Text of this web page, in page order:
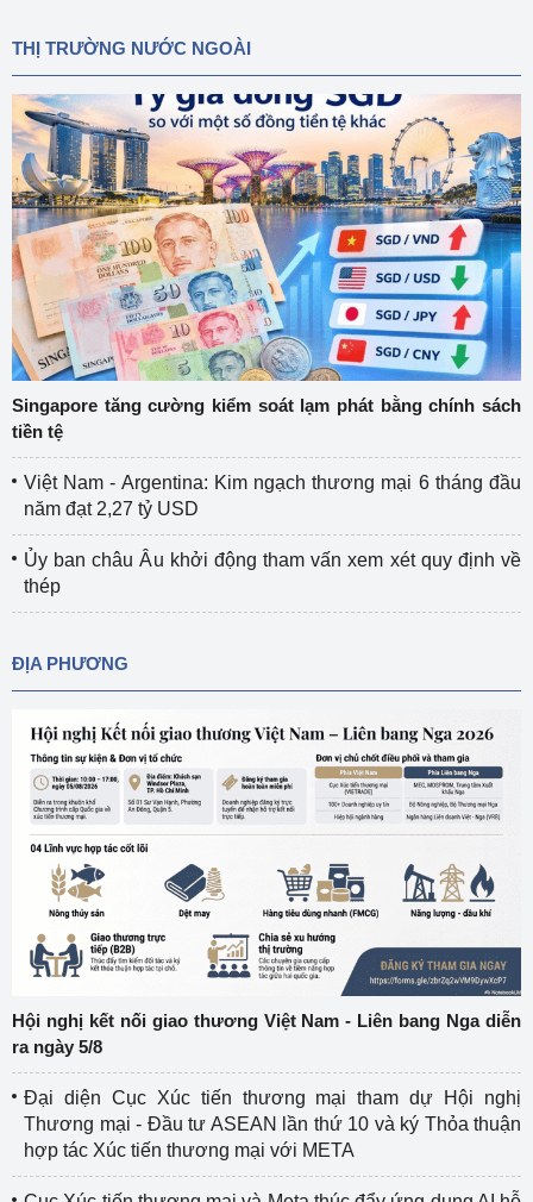
THỊ TRƯỜNG NƯỚC NGOÀI
Singapore tăng cường kiểm soát lạm phát bằng chính sách
tiền tệ
Việt Nam - Argentina: Kim ngạch thương mại 6 tháng đầu
năm đạt 2,27 tỷ USD
Ủy ban châu Âu khởi động tham vấn xem xét quy định về
thép
ĐỊA PHƯƠNG
Hội nghị kết nối giao thương Việt Nam - Liên bang Nga diễn
ra ngày 5/8
Đại diện Cục Xúc tiến thương mại tham dự Hội nghị
Thương mại - Đầu tư ASEAN lần thứ 10 và ký Thỏa thuận
hợp tác Xúc tiến thương mại với META